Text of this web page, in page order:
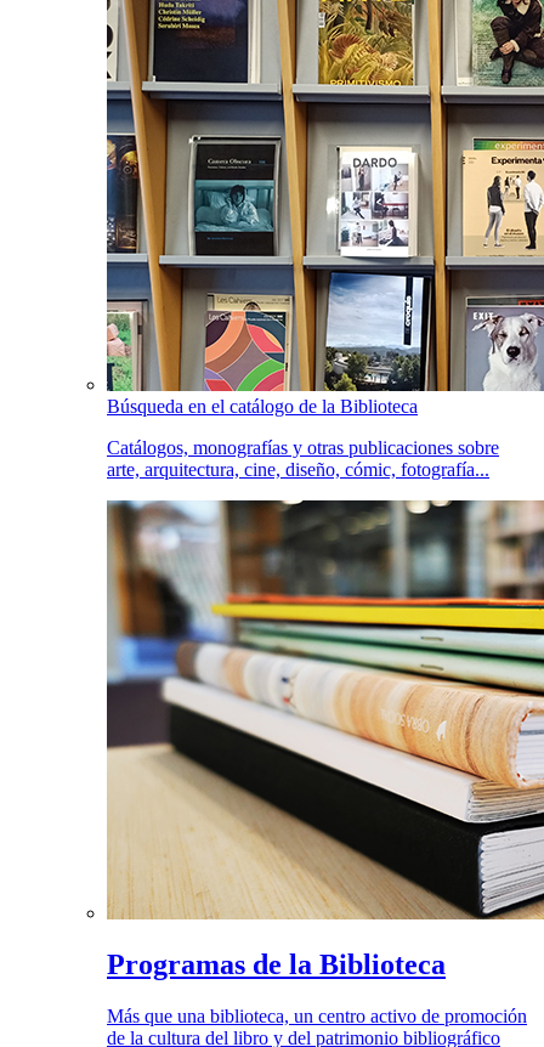
Búsqueda en el catálogo de la Biblioteca
Catálogos, monografías y otras publicaciones sobre
arte, arquitectura, cine, diseño, cómic, fotografía...
Programas de la Biblioteca
Más que una biblioteca, un centro activo de promoción
de la cultura del libro y del patrimonio bibliográfico